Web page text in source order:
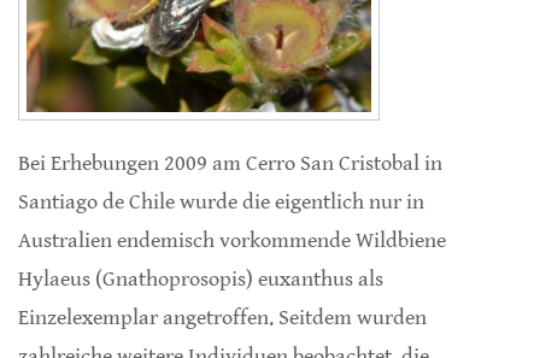
Bei Erhebungen 2009 am Cerro San Cristobal in
Santiago de Chile wurde die eigentlich nur in
Australien endemisch vorkommende Wildbiene
Hylaeus (Gnathoprosopis) euxanthus als
Einzelexemplar angetroffen. Seitdem wurden